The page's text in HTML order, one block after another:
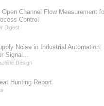
Channel Flow Measurement
Control
Digest
Noise in Industrial Automation:
Signal...
Design
Hunting Report